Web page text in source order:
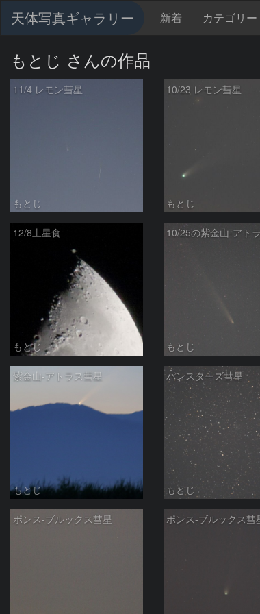
天体写真ギャラリー 新着 カテゴリー
もとじ さんの作品
11/4 レモン彗星
もとじ
10/23 レモン彗星
もとじ
12/8土星食
もとじ
10/25の紫金山-アト
もとじ
紫金山-アトラス彗星
もとじ
パンスターズ彗星
もとじ
ポンス-ブルックス彗星 ポンス-ブルックス彗